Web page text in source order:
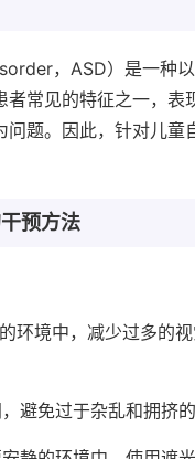
，ASD）是一种
常见的特征之一，
题。因此，针对儿
预方法
环境中，减少过多的
避免过于杂乱和拥挤